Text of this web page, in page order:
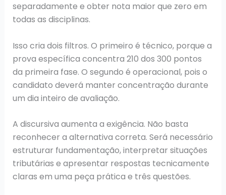
separadamente e obter nota maior que zero em
todas as disciplinas.
Isso cria dois filtros. O primeiro é técnico, porque a
prova específica concentra 210 dos 300 pontos
da primeira fase. O segundo é operacional, pois o
candidato deverá manter concentração durante
um dia inteiro de avaliação.
A discursiva aumenta a exigência. Não basta
reconhecer a alternativa correta. Será necessário
estruturar fundamentação, interpretar situações
tributárias e apresentar respostas tecnicamente
claras em uma peça prática e três questões.